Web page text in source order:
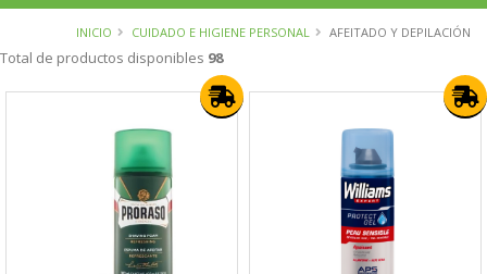
INICIO CUIDADO E HIGIENE PERSONAL AFEITADO Y DEPILACIÓN
Total de productos disponibles 98